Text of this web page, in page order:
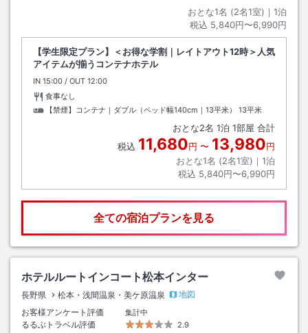
おとな1名 (2名1室)｜ 1泊
税込 5,840円〜6,990円
【学生限定プラン】＜お得な学割｜レイトアウト12時＞人気
アイテムが揃うコンテナホテル
IN チェックイン
15:00 / OUT チェックアウト
12:00
食事なし
【禁煙】コンテナ｜ダブル（ベッド幅140cm｜13平米）
13平米
おとな2名 1泊 1部屋 合計
税込 11,680円 〜 13,980円
おとな1名 (2名1室)｜ 1泊
税込 5,840円〜6,990円
全ての宿泊プランを見る
ホテルルートインコート松本インター
長野県 松本・浅間温泉・美ケ原温泉
地図
お客様アンケート評価
集計中
るるぶトラベル評価
2.9